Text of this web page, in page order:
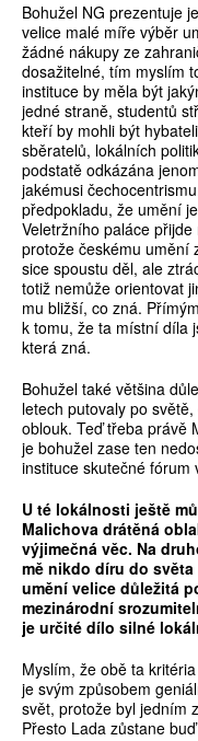
Bohužel NG prezentuje
velice malé míře výběr
žádné nákupy ze
dosažitelné, tím myslím
instituce by měla být
jedné straně, studentů
kteří by mohli být
sběratelů, lokálních
podstatě odkázána
jakémusi
předpokladu, že umění
Veletržního paláce
protože českému umění
sice spoustu děl, ale
totiž nemůže orientovat
mu bližší, co zná.
k tomu, že ta místní díla
která zná.
Bohužel také většina
letech putovaly po
oblouk. Teď třeba právě
je bohužel zase ten
instituce skutečné fórum
U té lokálnosti ještě
Malichova drátěná
výjimečná věc. Na
mě nikdo díru do
umění velice důležitá
mezinárodní
je určité dílo silné
Myslím, že obě ta
je svým způsobem
svět, protože byl jedním
Přesto Lada zůstane